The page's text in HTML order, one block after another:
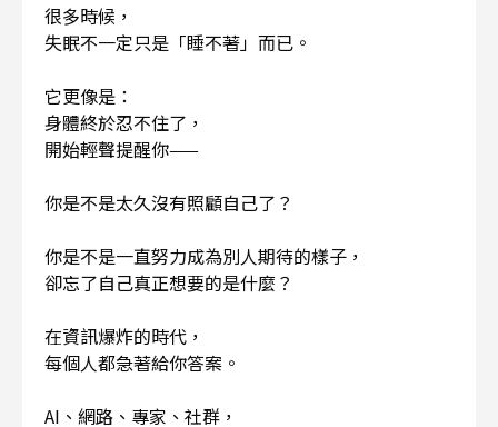
很多時候，
失眠不一定只是「睡不著」而已。
它更像是：
身體終於忍不住了，
開始輕聲提醒你——
你是不是太久沒有照顧自己了？
你是不是一直努力成為別人期待的樣子，
卻忘了自己真正想要的是什麼？
在資訊爆炸的時代，
每個人都急著給你答案。
AI、網路、專家、社群，